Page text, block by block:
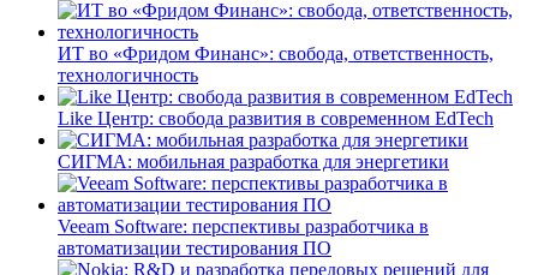
ИТ во «Фридом Финанс»: свобода, ответственность,
технологичность
Like Центр: свобода развития в современном EdTech
СИГМА: мобильная разработка для энергетики
Veeam Software: перспективы разработчика в
автоматизации тестирования ПО